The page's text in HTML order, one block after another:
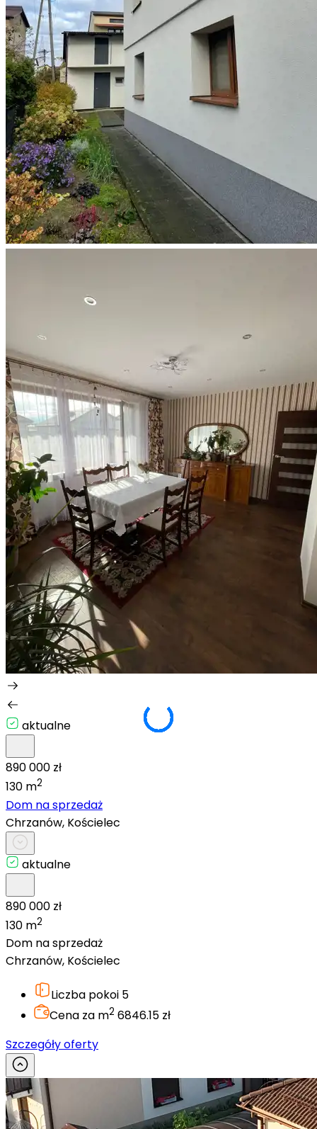
aktualne
890 000 zł
130 m2
Dom na sprzedaż
Chrzanów, Kościelec
aktualne
890 000 zł
130 m2
Dom na sprzedaż
Chrzanów, Kościelec
Liczba pokoi 5
Cena za m2 6846.15 zł
Szczegóły oferty